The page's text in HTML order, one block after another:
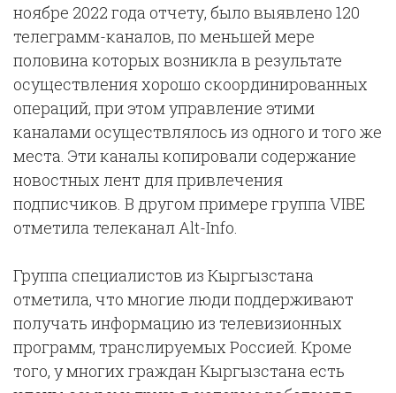
ноябре 2022 года отчету, было выявлено 120
телеграмм-каналов, по меньшей мере
половина которых возникла в результате
осуществления хорошо скоординированных
операций, при этом управление этими
каналами осуществлялось из одного и того же
места. Эти каналы копировали содержание
новостных лент для привлечения
подписчиков. В другом примере группа VIBE
отметила телеканал Alt-Info.
Группа специалистов из Кыргызстана
отметила, что многие люди поддерживают
получать информацию из телевизионных
программ, транслируемых Россией. Кроме
того, у многих граждан Кыргызстана есть